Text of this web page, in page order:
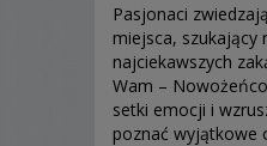
Pasjonaci
miejsca, szukający
najciekawszych
Wam –
setki emocji i
poznać wyjątkowe